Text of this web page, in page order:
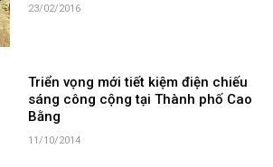
23/02/2016
Triển vọng mới tiết kiệm điện chiếu
sáng công cộng tại Thành phố Cao
Bằng
11/10/2014